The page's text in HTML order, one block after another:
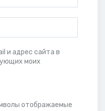
и адрес сайта в
моих
отображаемые